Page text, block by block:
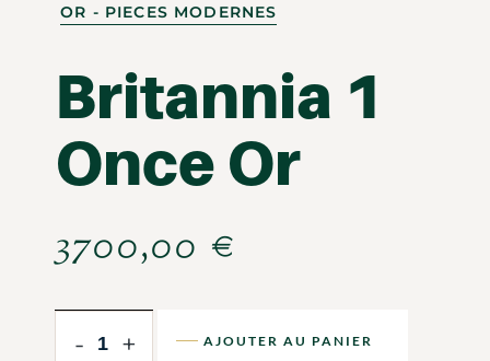
OR - PIECES MODERNES
Britannia 1
Once Or
3700,00 €
- + AJOUTER AU PANIER